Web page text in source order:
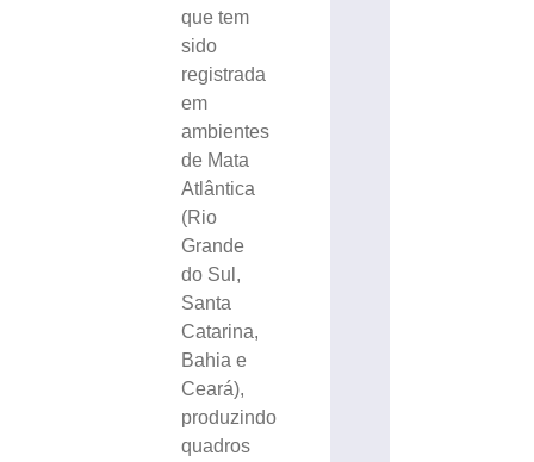
que tem
sido
registrada
em
ambientes
de Mata
Atlântica
(Rio
Grande
do Sul,
Santa
Catarina,
Bahia e
Ceará),
produzindo
quadros